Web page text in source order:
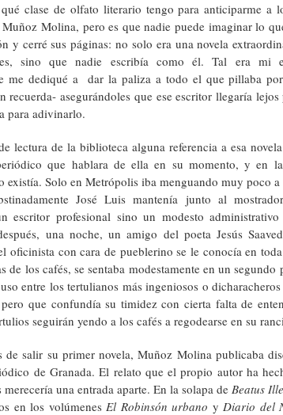
clase de olfato literario tengo para anticiparme a
Molina, pero es que nadie puede imaginar lo
y cerré sus páginas: no solo era una novela
sino que nadie escribía como él. Tal era mi
me dediqué a dar la paliza a todo el que pillaba
recuerda- asegurándoles que ese escritor llegaría
para adivinarlo.
lectura de la biblioteca alguna referencia a esa
que hablara de ella en su momento, y en
existía. Solo en Metrópolis iba menguando muy poco
José Luis mantenía junto al
escritor profesional sino un modesto
una noche, un amigo del poeta Jesús
oficinista con cara de pueblerino se le conocía en
de los cafés, se sentaba modestamente en un
entre los tertulianos más ingeniosos o
que confundía su timidez con cierta falta de
seguirán yendo a los cafés a regodearse en su
de salir su primer novela, Muñoz Molina publicaba
de Granada. El relato que el propio autor ha
merecería una entrada aparte. En la solapa de Beatus Ille
en los volúmenesEl Robinsón urbano yDiario del